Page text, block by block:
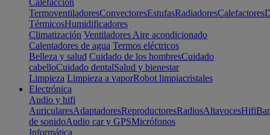
Calefacción
TermoventiladoresConvectoresEstufasRadiadoresCalefactores
TérmicosHumidificadores
Climatización Ventiladores Aire acondicionado
Calentadores de agua Termos eléctricos
Belleza y salud Cuidado de los hombresCuidado
cabelloCuidado dentalSalud y bienestar
Limpieza Limpieza a vaporRobot limpiacristales
Electrónica
Audio y hifi
AuricularesAdaptadoresReproductoresRadiosAltavocesHifi
de sonidoAudio car y GPSMicrófonos
Informática